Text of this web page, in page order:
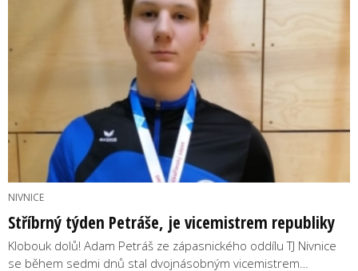
NIVNICE
Stříbrný týden Petráše, je vicemistrem republiky
Klobouk dolů! Adam Petráš ze zápasnického oddílu TJ Nivnice
se během sedmi dnů stal dvojnásobným vicemistrem…